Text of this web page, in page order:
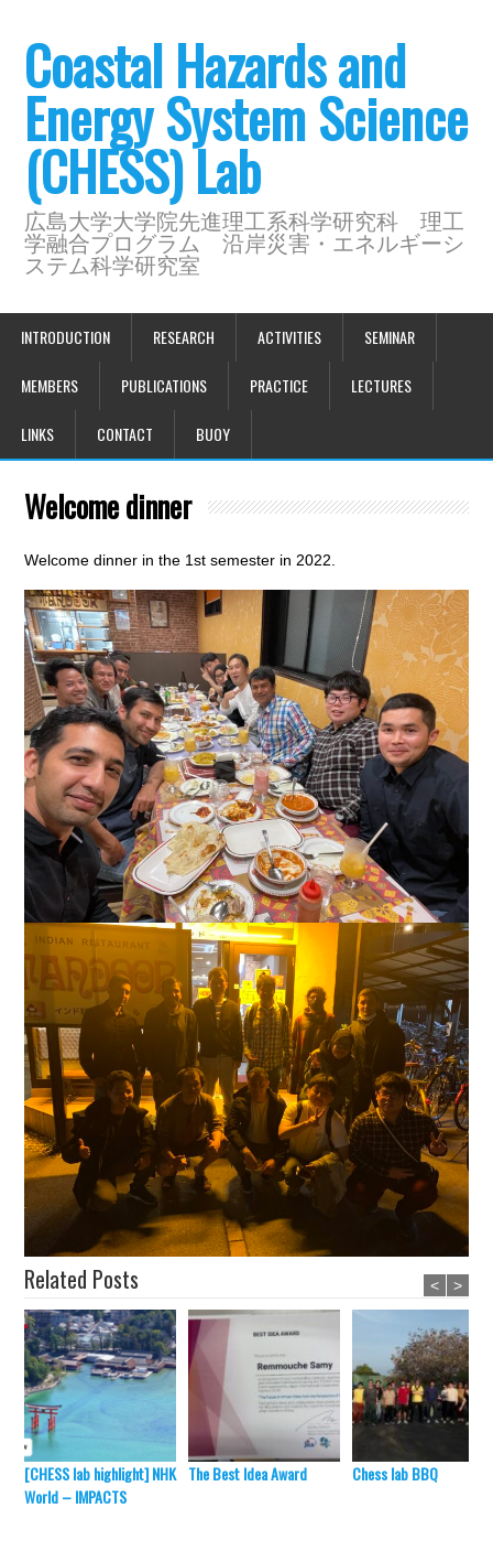
Coastal Hazards and
Energy System Science
(CHESS) Lab
広島大学大学院先進理工系科学研究科 理工
学融合プログラム 沿岸災害・エネルギーシ
ステム科学研究室
INTRODUCTION RESEARCH ACTIVITIES SEMINAR
MEMBERS PUBLICATIONS PRACTICE LECTURES
LINKS CONTACT BUOY
Welcome dinner
Welcome dinner in the 1st semester in 2022.
Related Posts
[CHESS lab highlight] NHK
World – IMPACTS
The Best Idea Award Chess lab BBQ
< >